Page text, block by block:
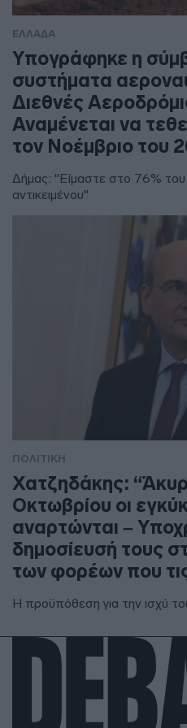
ΕΛΛΑΔΑ
Υπογράφηκε η
συστήματα
Διεθνές
Αναμένεται να
τον Νοέμβριο του
Δήμας: "Είμαστε στο 76% του
αντικειμένου"
ΠΟΛΙΤΙΚΗ
Χατζηδάκης:
Οκτωβρίου οι
αναρτώνται –
δημοσίευσή τους
των φορέων που
Η προϋπόθεση για την ισχύ